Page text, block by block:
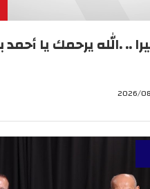
.. .الله يرحمك يا